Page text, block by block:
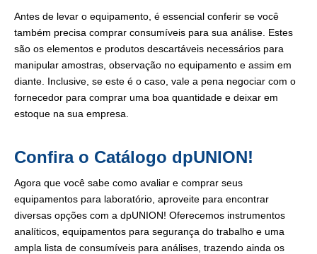
Antes de levar o equipamento, é essencial conferir se você
também precisa comprar consumíveis para sua análise. Estes
são os elementos e produtos descartáveis necessários para
manipular amostras, observação no equipamento e assim em
diante. Inclusive, se este é o caso, vale a pena negociar com o
fornecedor para comprar uma boa quantidade e deixar em
estoque na sua empresa.
Confira o Catálogo dpUNION!
Agora que você sabe como avaliar e comprar seus
equipamentos para laboratório, aproveite para encontrar
diversas opções com a dpUNION! Oferecemos instrumentos
analíticos, equipamentos para segurança do trabalho e uma
ampla lista de consumíveis para análises, trazendo ainda os